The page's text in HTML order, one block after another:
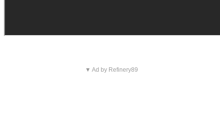
▼ Ad by Refinery89